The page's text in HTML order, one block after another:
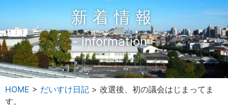
新着情報
- information -
HOME > だいすけ日記 > 改選後、初の議会はじまってま
す。